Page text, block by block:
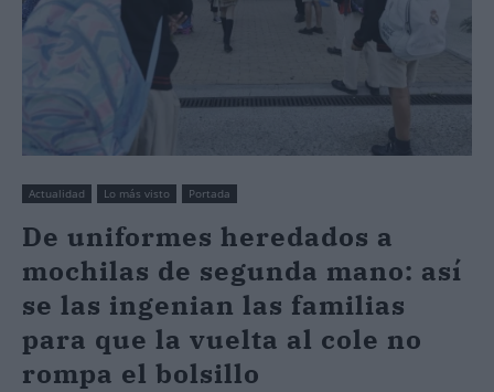
Actualidad Lo más visto Portada
De uniformes heredados a
mochilas de segunda mano: así
se las ingenian las familias
para que la vuelta al cole no
rompa el bolsillo